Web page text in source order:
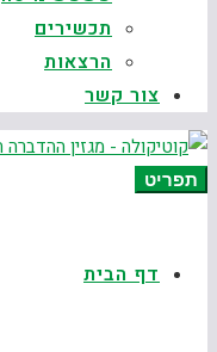
תכשירים
הרצאות
צור קשר
תפריט
דף הבית